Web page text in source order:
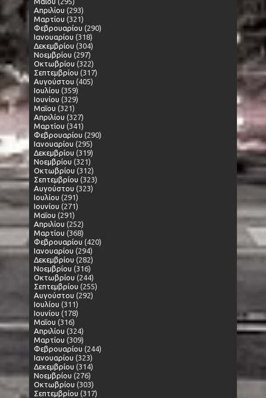
Απριλίου (293)
Μαρτίου (321)
Φεβρουαρίου (290)
Ιανουαρίου (318)
Δεκεμβρίου (304)
Νοεμβρίου (297)
Οκτωβρίου (322)
Σεπτεμβρίου (317)
Αυγούστου (405)
Ιουλίου (359)
Ιουνίου (329)
Μαΐου (321)
Απριλίου (327)
Μαρτίου (341)
Φεβρουαρίου (290)
Ιανουαρίου (295)
Δεκεμβρίου (319)
Νοεμβρίου (321)
Οκτωβρίου (312)
Σεπτεμβρίου (323)
Αυγούστου (323)
Ιουλίου (291)
Ιουνίου (271)
Μαΐου (291)
Απριλίου (252)
Μαρτίου (368)
Φεβρουαρίου (420)
Ιανουαρίου (294)
Δεκεμβρίου (282)
Νοεμβρίου (316)
Οκτωβρίου (244)
Σεπτεμβρίου (255)
Αυγούστου (292)
Ιουλίου (311)
Ιουνίου (178)
Μαΐου (316)
Απριλίου (324)
Μαρτίου (309)
Φεβρουαρίου (244)
Ιανουαρίου (323)
Δεκεμβρίου (314)
Νοεμβρίου (276)
Οκτωβρίου (303)
Σεπτεμβρίου (317)